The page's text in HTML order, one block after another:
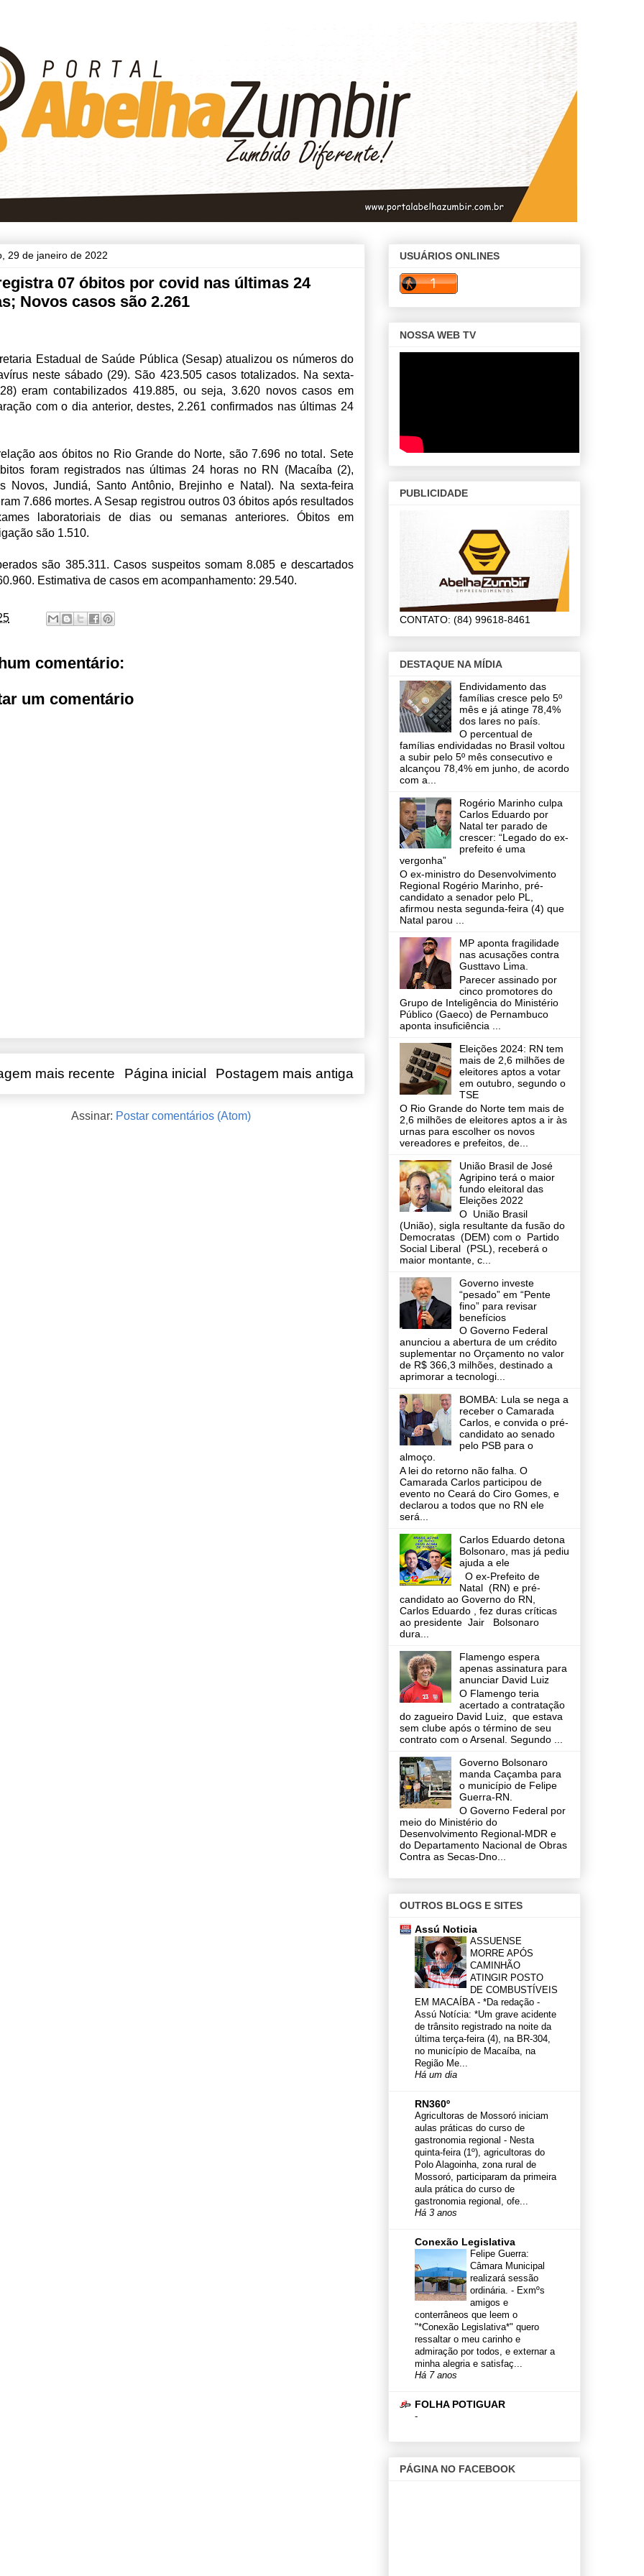
29 de janeiro de 2022
07 óbitos por covid nas últimas 24
Novos casos são 2.261
Estadual de Saúde Pública (Sesap) atualizou os números do
neste sábado (29). São 423.505 casos totalizados. Na sexta-
eram contabilizados 419.885, ou seja, 3.620 novos casos em
com o dia anterior, destes, 2.261 confirmados nas últimas 24
aos óbitos no Rio Grande do Norte, são 7.696 no total. Sete
foram registrados nas últimas 24 horas no RN (Macaíba (2),
Novos, Jundiá, Santo Antônio, Brejinho e Natal). Na sexta-feira
7.686 mortes. A Sesap registrou outros 03 óbitos após resultados
laboratoriais de dias ou semanas anteriores. Óbitos em
são 1.510.
são 385.311. Casos suspeitos somam 8.085 e descartados
Estimativa de casos em acompanhamento: 29.540.
comentário:
um comentário
mais recente Postagem mais antiga
Página inicial
Assinar: Postar comentários (Atom)
USUÁRIOS ONLINES
NOSSA WEB TV
PUBLICIDADE
CONTATO: (84) 99618-8461
DESTAQUE NA MÍDIA
Endividamento das
famílias cresce pelo 5º
mês e já atinge 78,4%
dos lares no país.
O percentual de
famílias endividadas no Brasil voltou
a subir pelo 5º mês consecutivo e
alcançou 78,4% em junho, de acordo
com a...
Rogério Marinho culpa
Carlos Eduardo por
Natal ter parado de
crescer: “Legado do ex-
prefeito é uma
vergonha”
O ex-ministro do Desenvolvimento
Regional Rogério Marinho, pré-
candidato a senador pelo PL,
afirmou nesta segunda-feira (4) que
Natal parou ...
MP aponta fragilidade
nas acusações contra
Gusttavo Lima.
Parecer assinado por
cinco promotores do
Grupo de Inteligência do Ministério
Público (Gaeco) de Pernambuco
aponta insuficiência ...
Eleições 2024: RN tem
mais de 2,6 milhões de
eleitores aptos a votar
em outubro, segundo o
TSE
O Rio Grande do Norte tem mais de
2,6 milhões de eleitores aptos a ir às
urnas para escolher os novos
vereadores e prefeitos, de...
União Brasil de José
Agripino terá o maior
fundo eleitoral das
Eleições 2022
O União Brasil
(União), sigla resultante da fusão do
Democratas (DEM) com o Partido
Social Liberal (PSL), receberá o
maior montante, c...
Governo investe
“pesado” em “Pente
fino” para revisar
benefícios
O Governo Federal
anunciou a abertura de um crédito
suplementar no Orçamento no valor
de R$ 366,3 milhões, destinado a
aprimorar a tecnologi...
BOMBA: Lula se nega a
receber o Camarada
Carlos, e convida o pré-
candidato ao senado
pelo PSB para o
almoço.
A lei do retorno não falha. O
Camarada Carlos participou de
evento no Ceará do Ciro Gomes, e
declarou a todos que no RN ele
será...
Carlos Eduardo detona
Bolsonaro, mas já pediu
ajuda a ele
O ex-Prefeito de
Natal (RN) e pré-
candidato ao Governo do RN,
Carlos Eduardo , fez duras críticas
ao presidente Jair Bolsonaro
dura...
Flamengo espera
apenas assinatura para
anunciar David Luiz
O Flamengo teria
acertado a contratação
do zagueiro David Luiz, que estava
sem clube após o término de seu
contrato com o Arsenal. Segundo ...
Governo Bolsonaro
manda Caçamba para
o município de Felipe
Guerra-RN.
O Governo Federal por
meio do Ministério do
Desenvolvimento Regional-MDR e
do Departamento Nacional de Obras
Contra as Secas-Dno...
OUTROS BLOGS E SITES
Assú Noticia
ASSUENSE
MORRE APÓS
CAMINHÃO
ATINGIR POSTO
DE COMBUSTÍVEIS
EM MACAÍBA - *Da redação -
Assú Notícia: *Um grave acidente
de trânsito registrado na noite da
última terça-feira (4), na BR-304,
no município de Macaíba, na
Região Me...
Há um dia
RN360º
Agricultoras de Mossoró iniciam
aulas práticas do curso de
gastronomia regional - Nesta
quinta-feira (1º), agricultoras do
Polo Alagoinha, zona rural de
Mossoró, participaram da primeira
aula prática do curso de
gastronomia regional, ofe...
Há 3 anos
Conexão Legislativa
Felipe Guerra:
Câmara Municipal
realizará sessão
ordinária. - Exmºs
amigos e
conterrâneos que leem o
"*Conexão Legislativa*" quero
ressaltar o meu carinho e
admiração por todos, e externar a
minha alegria e satisfaç...
Há 7 anos
FOLHA POTIGUAR
-
PÁGINA NO FACEBOOK